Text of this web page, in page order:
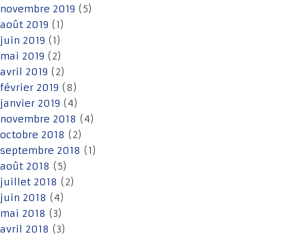
novembre 2019 (5)
août 2019 (1)
juin 2019 (1)
mai 2019 (2)
avril 2019 (2)
février 2019 (8)
janvier 2019 (4)
novembre 2018 (4)
octobre 2018 (2)
septembre 2018 (1)
août 2018 (5)
juillet 2018 (2)
juin 2018 (4)
mai 2018 (3)
avril 2018 (3)